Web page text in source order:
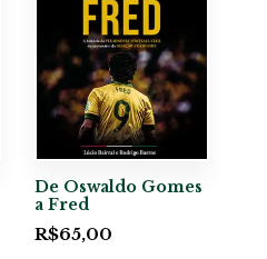
De Oswaldo Gomes
a Fred
R$65,00